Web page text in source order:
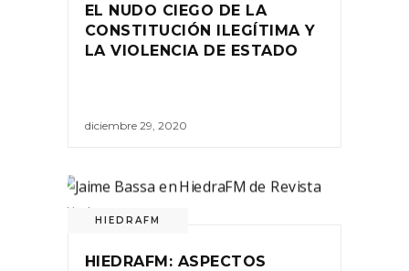
EL NUDO CIEGO DE LA
CONSTITUCIÓN ILEGÍTIMA Y
LA VIOLENCIA DE ESTADO
diciembre 29, 2020
HIEDRAFM
HIEDRAFM: ASPECTOS